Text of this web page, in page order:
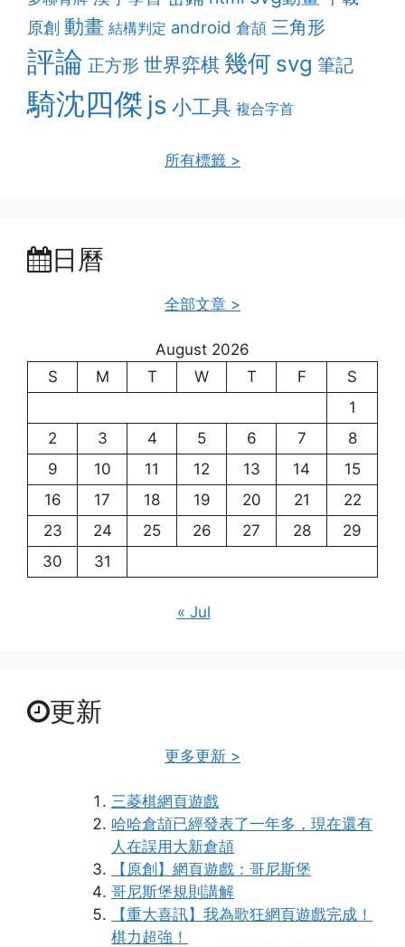
原創 動畫 結構判定 android 倉頡 三角形
評論 正方形 世界弈棋 幾何 svg 筆記
騎沈四傑 js 小工具 複合字首
所有標籤 >
日曆
全部文章 >
August 2026
S
M T W T F
S
1
2
3 4 5 6 7
8
9
10 11 12 13 14
15
16
17 18 19 20 21
22
23
24 25 26 27 28
29
30
31
« Jul
更新
更多更新 >
三菱棋網頁遊戲
哈哈倉頡已經發表了一年多，現在還有
人在誤用大新倉頡
【原創】網頁遊戲：哥尼斯堡
哥尼斯堡規則講解
【重大喜訊】我為歌狂網頁遊戲完成！
棋力超強！